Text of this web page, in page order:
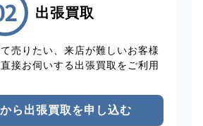
出張買取
売りたい、来店が難しいお客様
接お伺いする出張買取をご利用
ら出張買取を申し込む